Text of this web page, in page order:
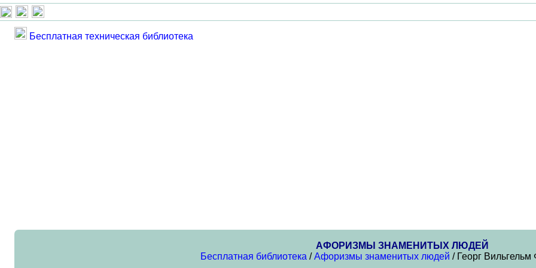
Бесплатная техническая библиотека
АФОРИЗМЫ ЗНАМЕНИТЫХ ЛЮДЕЙ
Бесплатная библиотека /Афоризмы знаменитых людей / Георг Вильгельм